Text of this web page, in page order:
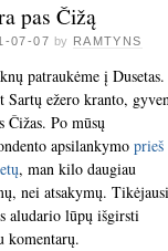
pas Čižą
07-07 by RAMTYNS
patraukėme į Dusetas.
Sartų ežero kranto,
Čižas. Po mūsų
apsilankymo prieš
, man kilo daugiau
nei atsakymų. Tikėjausi
aludario lūpų išgirsti
komentarų.